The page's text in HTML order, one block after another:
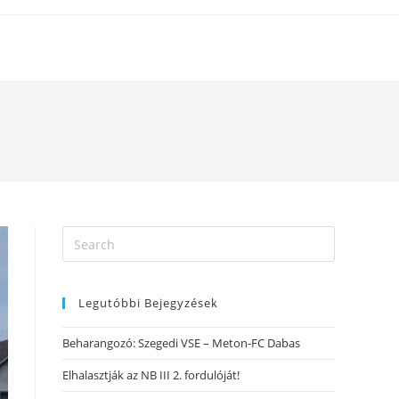
Legutóbbi Bejegyzések
Beharangozó: Szegedi VSE – Meton-FC Dabas
Elhalasztják az NB III 2. fordulóját!